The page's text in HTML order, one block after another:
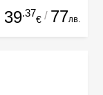
39.37
€ / 77лв.